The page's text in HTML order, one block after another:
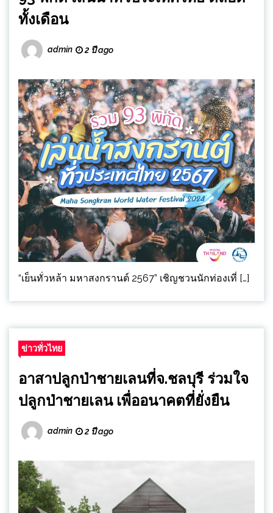
ทั้งเดือน
admin 2 ปี ago
“เย็นทั่วหล้า มหาสงกรานต์ 2567” เชิญชวนนักท่องเที่ […]
ข่าวทั่วไทย
อาสาปลูกป่าชายเลนที่จ.ชลบุรี ร่วมใจ
ปลูกป่าชายเลน เพื่ออนาคตที่ยั่งยืน
admin 2 ปี ago